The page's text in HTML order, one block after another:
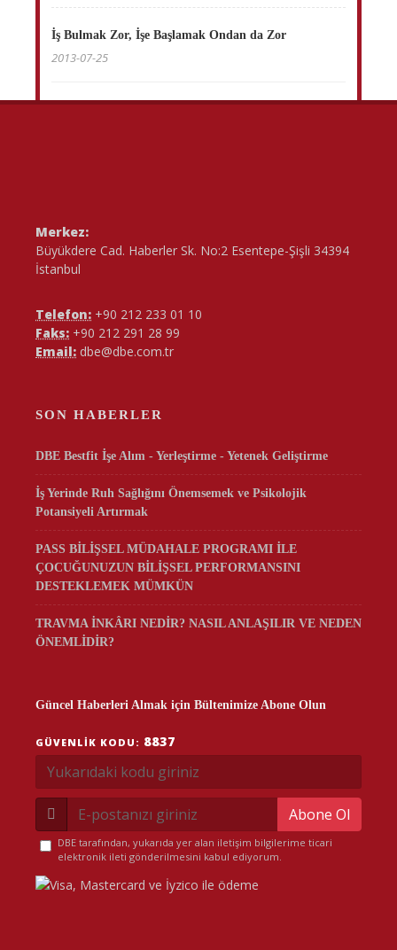
İş Bulmak Zor, İşe Başlamak Ondan da Zor
2013-07-25
Merkez:
Büyükdere Cad. Haberler Sk. No:2 Esentepe-Şişli 34394
İstanbul
Telefon: +90 212 233 01 10
Faks: +90 212 291 28 99
Email: dbe@dbe.com.tr
SON HABERLER
DBE Bestfit İşe Alım - Yerleştirme - Yetenek Geliştirme
İş Yerinde Ruh Sağlığını Önemsemek ve Psikolojik
Potansiyeli Artırmak
PASS BİLİŞSEL MÜDAHALE PROGRAMI İLE
ÇOCUĞUNUZUN BİLİŞSEL PERFORMANSINI
DESTEKLEMEK MÜMKÜN
TRAVMA İNKÂRI NEDİR? NASIL ANLAŞILIR VE NEDEN
ÖNEMLİDİR?
Güncel Haberleri Almak için Bültenimize Abone Olun
GÜVENLIK KODU: 8837
Abone Ol
DBE tarafından, yukarıda yer alan iletişim bilgilerime ticari
elektronik ileti gönderilmesini kabul ediyorum.